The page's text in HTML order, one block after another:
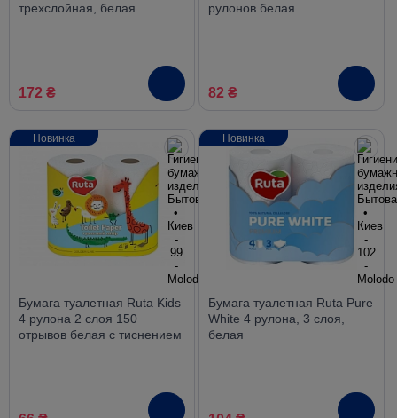
трехслойная, белая
172 ₴
рулонов белая
82 ₴
Бумага туалетная Ruta Kids
4 рулона 2 слоя 150
отрывов белая с тиснением
Новинка
Бумага туалетная Ruta Pure
White 4 рулона, 3 слоя,
белая
Новинка